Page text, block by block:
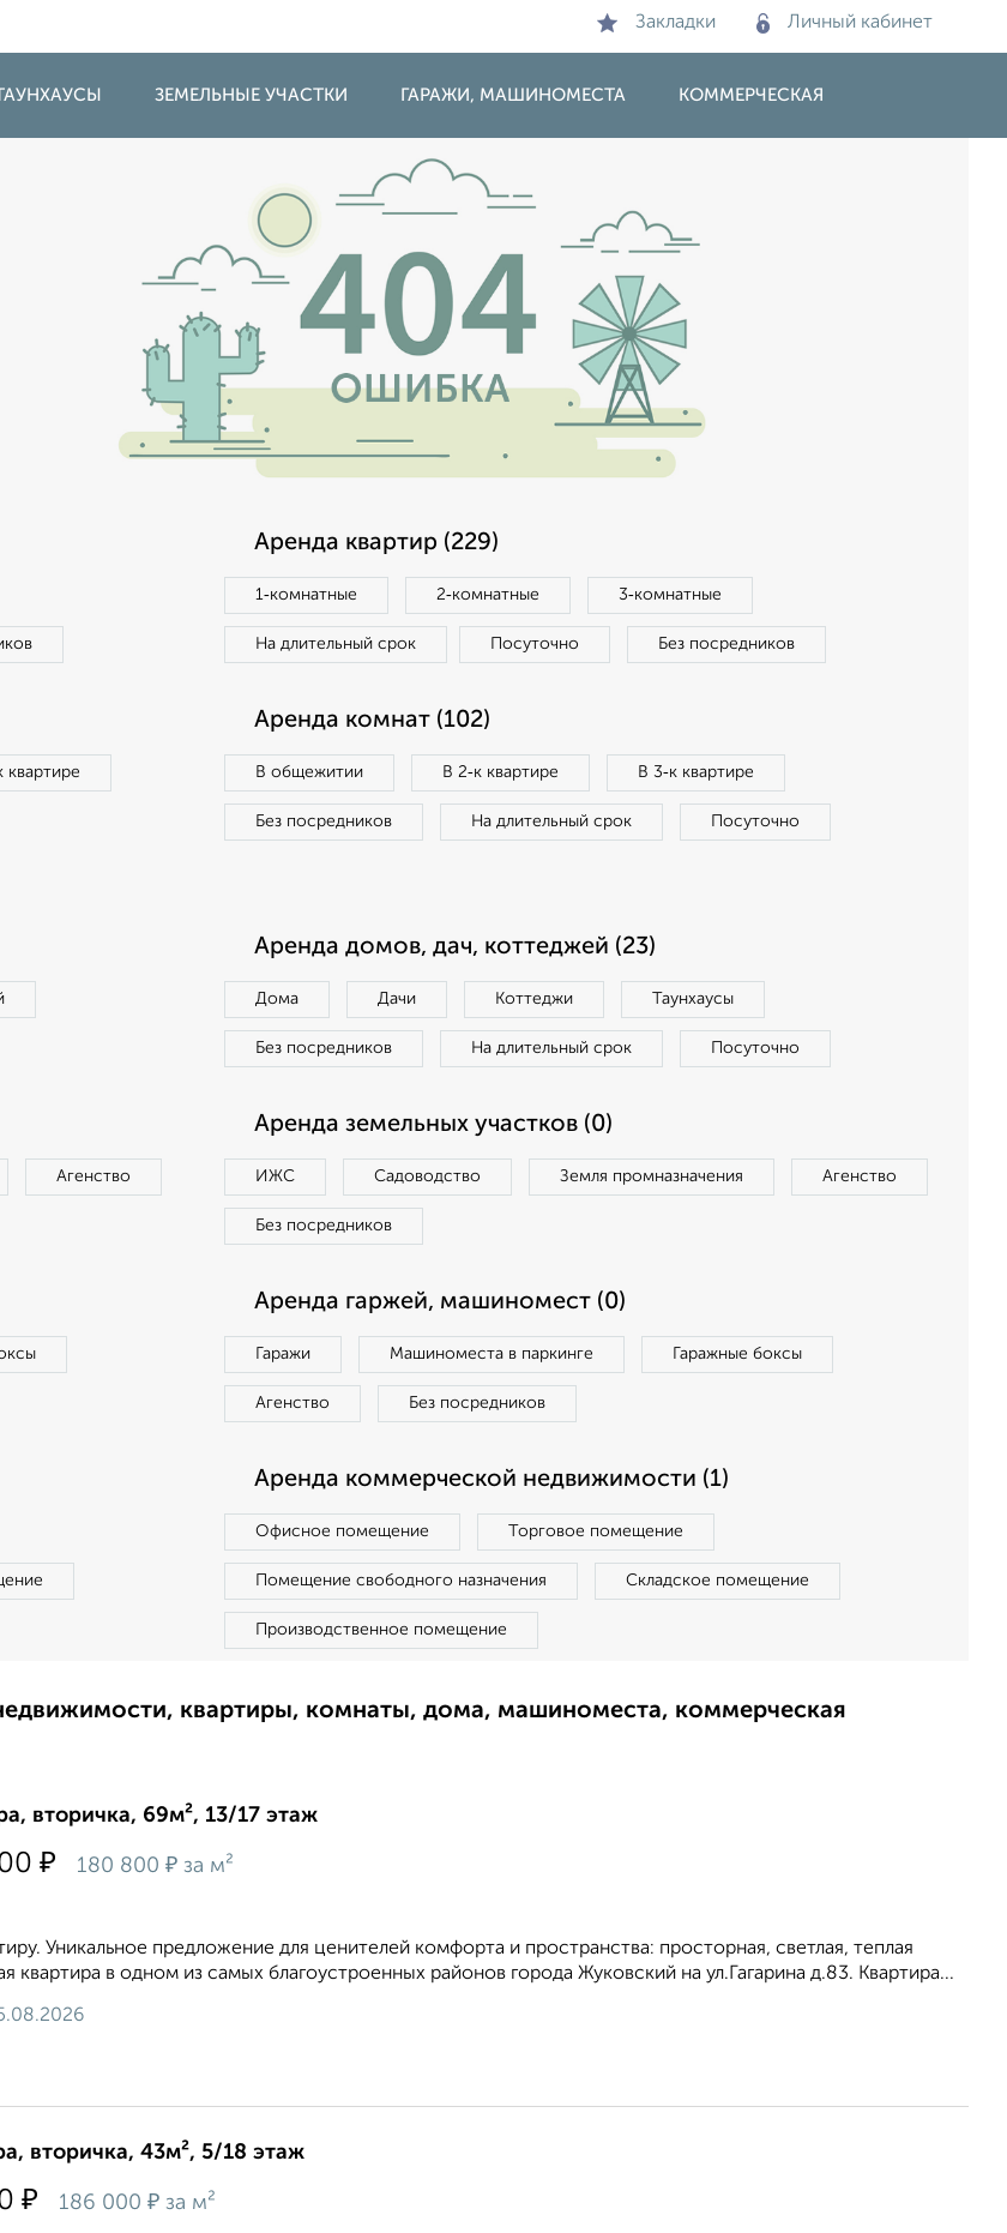
Закладки Личный кабинет
ЗЕМЕЛЬНЫЕ УЧАСТКИ ГАРАЖИ, МАШИНОМЕСТА КОММЕРЧЕСКАЯ
Аренда квартир (229)
1‑комнатные 2‑комнатные 3‑комнатные
На длительный срок Посуточно Без посредников
квартире
Аренда комнат (102)
В общежитии В 2‑к квартире В 3‑к квартире
Без посредников На длительный срок Посуточно
Аренда домов, дач, коттеджей (23)
Дома Дачи Коттеджи Таунхаусы
Без посредников На длительный срок Посуточно
Агенство
Аренда земельных участков (0)
ИЖС Садоводство Земля промназначения Агенство
Без посредников
Аренда гаржей, машиномест (0)
Гаражи Машиноместа в паркинге Гаражные боксы
Агенство Без посредников
Аренда коммерческой недвижимости (1)
Офисное помещение Торговое помещение
Помещение свободного назначения Складское помещение
Производственное помещение
квартиры, комнаты, дома, машиноместа, коммерческая
вторичка, 69м², 13/17 этаж
₽ 180 800 ₽ за м²
Уникальное предложение для ценителей комфорта и пространства: просторная, светлая, теплая
квартира в одном из самых благоустроенных районов города Жуковский на ул.Гагарина д.83. Квартира...
вторичка, 43м², 5/18 этаж
₽ 186 000 ₽ за м²